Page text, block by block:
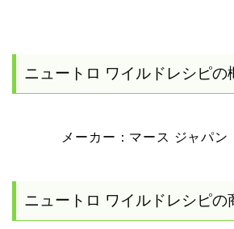
ニュートロ ワイルドレシピの
メーカー：マース ジャパン
ニュートロ ワイルドレシピの